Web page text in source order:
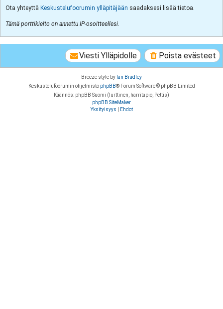
Ota yhteyttä Keskustelufoorumin ylläpitäjään saadaksesi lisää tietoa.
Tämä porttikielto on annettu IP-osoitteellesi.
Poista evästeet
Viesti Ylläpidolle
Breeze style by Ian Bradley
Keskustelufoorumin ohjelmisto phpBB® Forum Software © phpBB Limited
Käännös: phpBB Suomi (lurttinen, harritapio, Pettis)
phpBB SiteMaker
Yksityisyys
Ehdot